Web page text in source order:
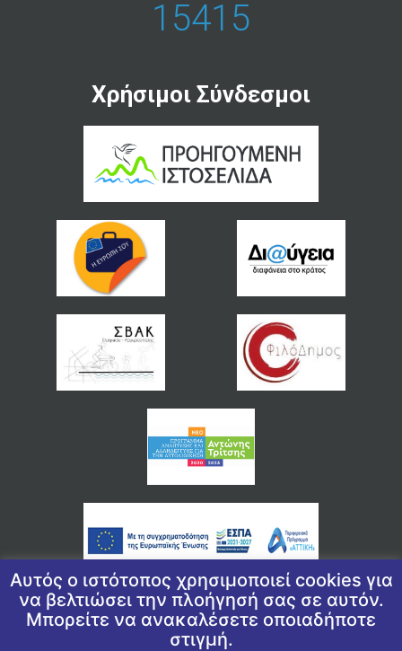
15415
Χρήσιμοι Σύνδεσμοι
© 2026 COPYRIGHT ΔΗΜΟΣ ΕΛΛΗΝΙΚΟΥ ΑΡΓΥΡΟΥΠΟΛΗΣ
ΠΟΛΙΤΙΚΉ ΠΡΟΣΤΑΣΊΑΣ ΠΡΟΣΩΠΙΚΏΝ
Αυτός ο ιστότοπος χρησιμοποιεί cookies για
να βελτιώσει την πλοήγησή σας σε αυτόν.
Μπορείτε να ανακαλέσετε οποιαδήποτε
στιγμή.